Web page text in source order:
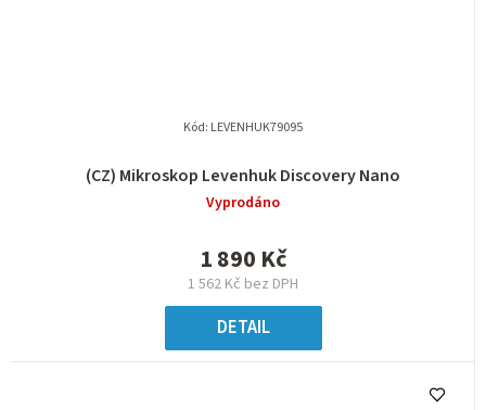
(CZ) Mikroskop Levenhuk Discovery Nano
Vyprodáno
1 562 Kč bez DPH
1 890 Kč
DETAIL
Kód: LEVENHUK79095